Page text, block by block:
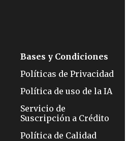
Bases y Condiciones
Políticas de Privacidad
Política de uso de la IA
Servicio de
Suscripción a Crédito
Política de Calidad